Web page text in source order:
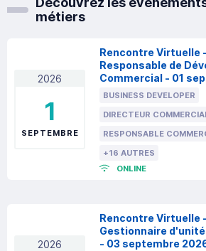
métiers
2026
1
SEPTEMBRE
Rencontre Virtuelle -
Responsable de
Commercial - 01
BUSINESS DEVELOPER
DIRECTEUR
RESPONSABLE
+16 AUTRES
ONLINE
2026
Rencontre Virtuelle -
Gestionnaire
- 03 septembre